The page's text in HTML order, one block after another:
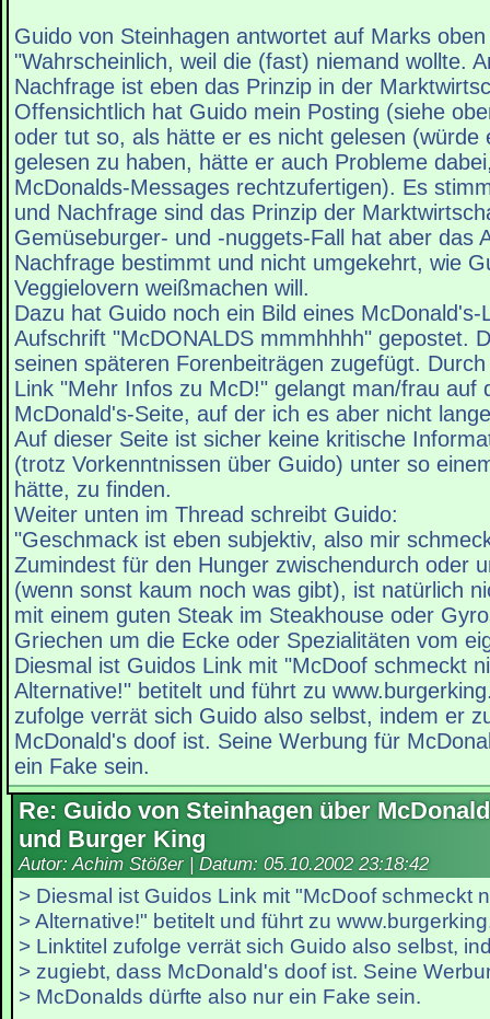
Guido von Steinhagen antwortet auf Marks
"Wahrscheinlich, weil die (fast) niemand wollte.
Nachfrage ist eben das Prinzip in der
Offensichtlich hat Guido mein Posting (siehe
oder tut so, als hätte er es nicht gelesen (würde
gelesen zu haben, hätte er auch Probleme
McDonalds-Messages rechtzufertigen). Es
und Nachfrage sind das Prinzip der
Gemüseburger- und -nuggets-Fall hat aber das
Nachfrage bestimmt und nicht umgekehrt, wie
Veggielovern weißmachen will.
Dazu hat Guido noch ein Bild eines
Aufschrift "McDONALDS mmmhhhh" gepostet.
seinen späteren Forenbeiträgen zugefügt.
Link "Mehr Infos zu McD!" gelangt man/frau auf
McDonald's-Seite, auf der ich es aber nicht
Auf dieser Seite ist sicher keine kritische
(trotz Vorkenntnissen über Guido) unter so
hätte, zu finden.
Weiter unten im Thread schreibt Guido:
"Geschmack ist eben subjektiv, also mir
Zumindest für den Hunger zwischendurch oder
(wenn sonst kaum noch was gibt), ist natürlich
mit einem guten Steak im Steakhouse oder
Griechen um die Ecke oder Spezialitäten vom
Diesmal ist Guidos Link mit "McDoof schmeckt
Alternative!" betitelt und führt zu
zufolge verrät sich Guido also selbst, indem er
McDonald's doof ist. Seine Werbung für
ein Fake sein.
Re: Guido von Steinhagen über
und Burger King
Autor: Achim Stößer | Datum: 05.10.2002 23:18:42
> Diesmal ist Guidos Link mit "McDoof schmeckt
> Alternative!" betitelt und führt zu
> Linktitel zufolge verrät sich Guido also selbst,
> zugiebt, dass McDonald's doof ist. Seine
> McDonalds dürfte also nur ein Fake sein.